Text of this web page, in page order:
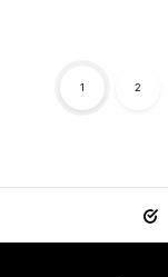
1 2